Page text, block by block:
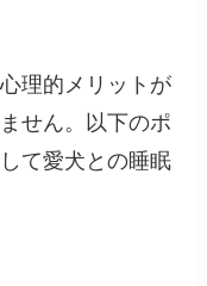
理的メリットが
せん。以下のポ
て愛犬との睡眠